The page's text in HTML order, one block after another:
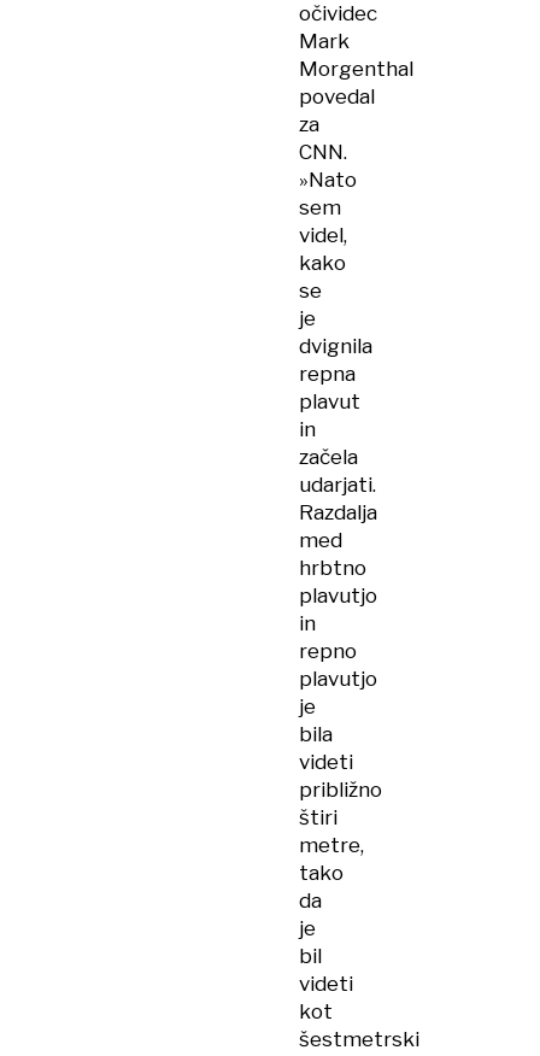
očividec
Mark
Morgenthal
povedal
za
CNN.
»Nato
sem
videl,
kako
se
je
dvignila
repna
plavut
in
začela
udarjati.
Razdalja
med
hrbtno
plavutjo
in
repno
plavutjo
je
bila
videti
približno
štiri
metre,
tako
da
je
bil
videti
kot
šestmetrski